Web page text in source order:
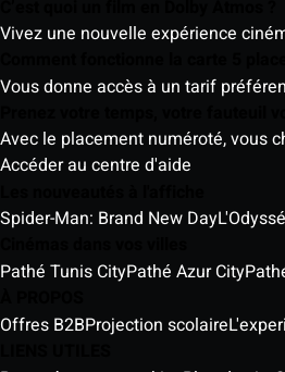
Vivez une nouvelle expérience
Vous donne accès à un tarif
Avec le placement numéroté, vous
Accéder au centre d'aide
Spider-Man: Brand New Day
Pathé Tunis CityPathé Azur City
Offres B2BProjection scolaire